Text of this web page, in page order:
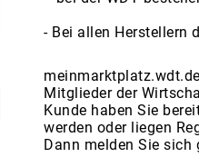
- Bei allen Herstellern
Mitglieder der
Kunde haben Sie
werden oder liegen
Dann melden Sie sich